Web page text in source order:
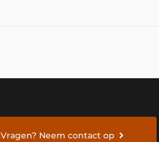
Vragen? Neem contact op